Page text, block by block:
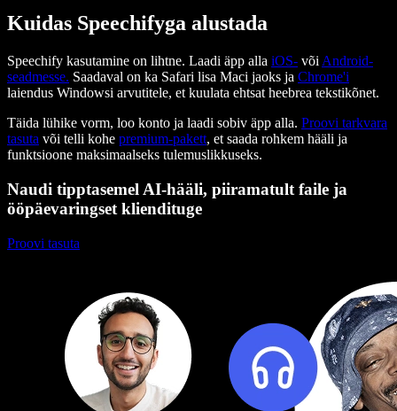
Kuidas Speechifyga alustada
Speechify kasutamine on lihtne. Laadi äpp alla iOS- või Android-
seadmesse. Saadaval on ka Safari lisa Maci jaoks ja Chrome'i
laiendus Windowsi arvutitele, et kuulata ehtsat heebrea tekstikõnet.
Täida lühike vorm, loo konto ja laadi sobiv äpp alla. Proovi tarkvara
tasuta või telli kohe premium-pakett, et saada rohkem hääli ja
funktsioone maksimaalseks tulemuslikkuseks.
Naudi tipptasemel AI-hääli, piiramatult faile ja
ööpäevaringset kliendituge
Proovi tasuta